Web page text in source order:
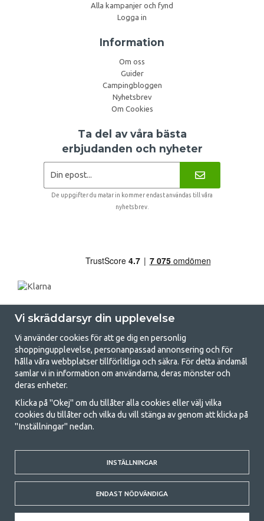
Alla kampanjer och fynd
Logga in
Information
Om oss
Guider
Campingbloggen
Nyhetsbrev
Om Cookies
Ta del av våra bästa
erbjudanden och nyheter
De uppgifter du matar in kommer endast användas till våra
nyhetsbrev.
GetCamping.se - Din butik för camping
och uteliv
Att campa kan antingen vara en livsstil eller ett sätt att samla familjen
för ett gemensamt äventyr. Oavsett vilken kategori du tillhör hittar du
med att campa så därför erbjuder vi riktigt bra priser på familjetält,
husvagnstält och all annan utrustning för camping och friluftsliv. Vårt
mål är att i varje priskategori erbjuda den bästa campingutrustningen
gällande kvalitet och funktionalitet. Ta gärna kontakt med oss om det
är något du saknar eller vill veta mer om.
© 2020 GetCamping. All rights reserved.
Vi skräddarsyr din upplevelse
Vi använder cookies för att ge dig en personlig
shoppingupplevelse, personanpassad annonsering och för
hålla våra webbplatser tillförlitliga och säkra. För detta ändamål
samlar vi in information om användarna, deras mönster och
deras enheter.
Klicka på "Okej" om du tillåter alla cookies eller välj vilka
cookies du tillåter och vilka du vill stänga av genom att klicka på
"Inställningar" nedan.
INSTÄLLNINGAR
ENDAST NÖDVÄNDIGA